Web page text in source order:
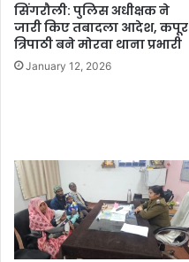
सिंगरौली: पुलिस अधीक्षक ने
जारी किए तबादला आदेश, कपूर
त्रिपाठी बने मोरवा थाना प्रभारी
January 12, 2026